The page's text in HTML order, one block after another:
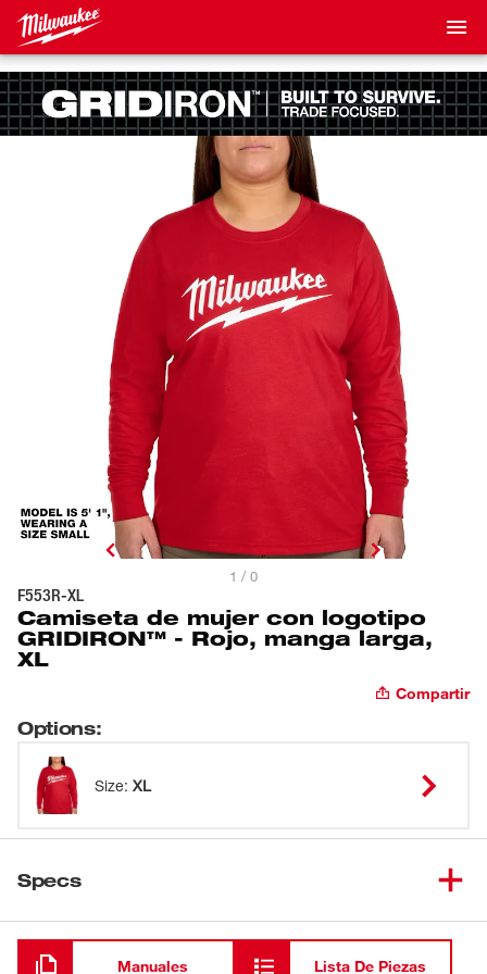
1 / 0
F553R-XL
Camiseta de mujer con logotipo
GRIDIRON™ - Rojo, manga larga,
XL
Compartir
Options:
Size: XL
Specs
Cargando
Manuales Lista De Piezas